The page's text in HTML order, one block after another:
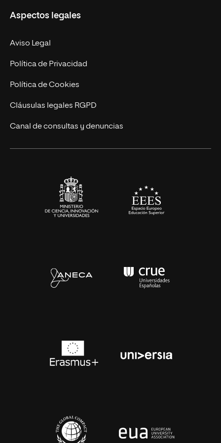
Doctorados
Experto Universitario
Postgrados
Cursos Universitarios
Facultades
Nuestro Equipo
Trabaja en UNIR
Actualidad
UNIR Revista
Eventos
Aspectos legales
Aviso Legal
Política de Privacidad
Política de Cookies
Cláusulas legales RGPD
Canal de consultas y denuncias